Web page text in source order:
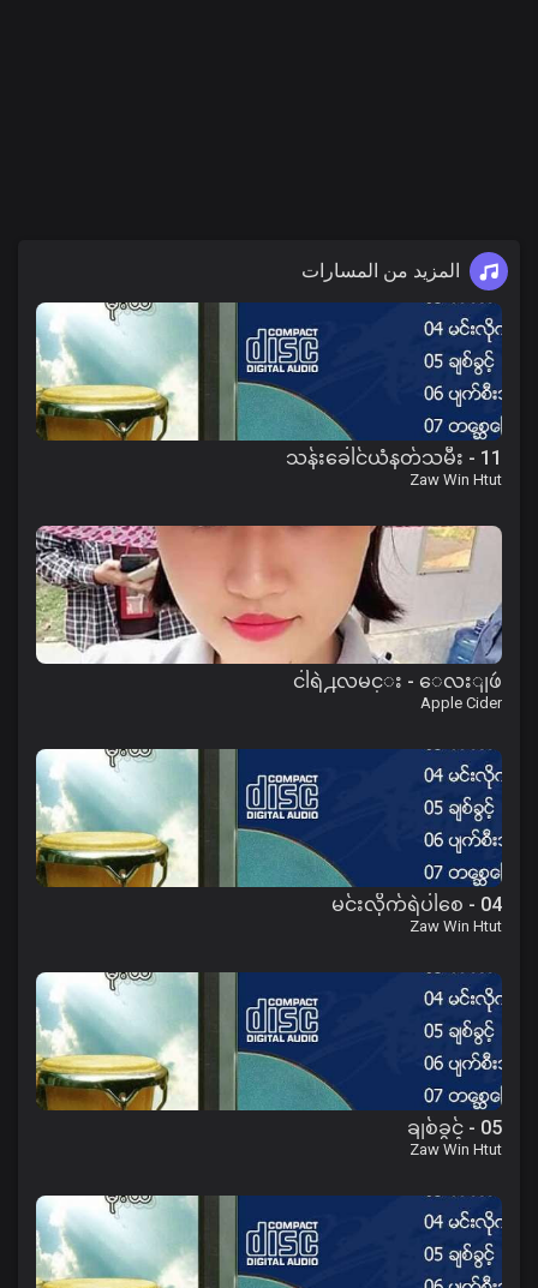
المزيد من المسارات
11 - သန်းခေါင်ယံနတ်သမီး
Zaw Win Htut
ငါရဲ႕လမင္း - ေလးျဖဴ
Apple Cider
04 - မင်းလိုက်ရဲပါစေ
Zaw Win Htut
05 - ချစ်ခွင့်
Zaw Win Htut